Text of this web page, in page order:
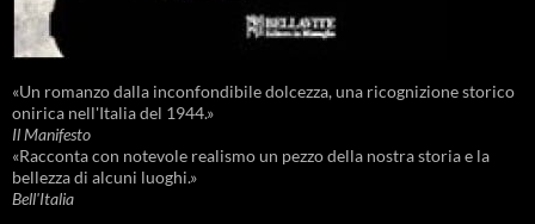
«Un romanzo dalla inconfondibile dolcezza, una ricognizione storico
onirica nell'Italia del 1944.»
Il Manifesto
«Racconta con notevole realismo un pezzo della nostra storia e la
bellezza di alcuni luoghi.»
Bell'Italia